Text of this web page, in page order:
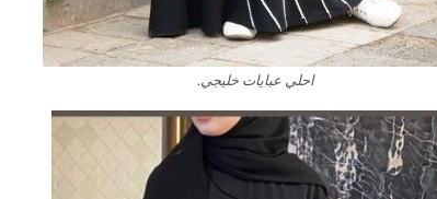
احلي عبايات خليجي.